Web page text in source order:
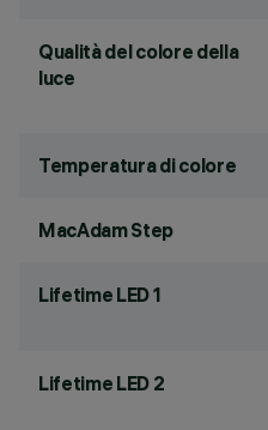
Qualità del colore della
luce
Temperatura di colore
MacAdam Step
Lifetime LED 1
Lifetime LED 2